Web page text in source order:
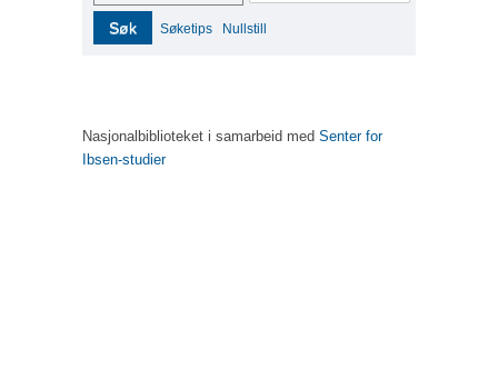
Søk Søketips Nullstill
Nasjonalbiblioteket i samarbeid med Senter for
Ibsen-studier